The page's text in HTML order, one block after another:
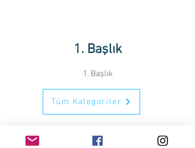
1. Başlık
1. Başlık
Tüm Kategoriler